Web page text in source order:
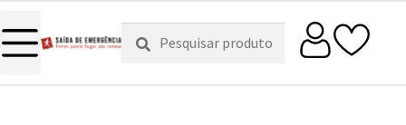
Pesquisar
por:
Pesquisa